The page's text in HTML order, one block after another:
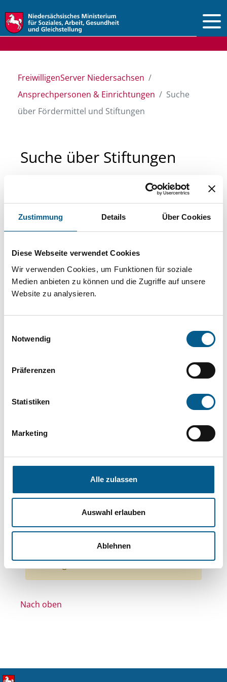
Zustimmung Details Über Cookies
Diese Webseite verwendet Cookies
Wir verwenden Cookies, um Funktionen für soziale
Medien anbieten zu können und die Zugriffe auf unsere
Website zu analysieren.
Notwendig
Präferenzen
Statistiken
Marketing
Alle zulassen
Auswahl erlauben
Ablehnen
FreiwilligenServer Niedersachsen
Ansprechpersonen & Einrichtungen
Suche
über Fördermittel und Stiftungen
Suche über Stiftungen
Sie suchen finanzielle Unterstützung für ein
Projekt oder ein Vorhaben? Hier können Sie
direkt über unsere Fördermitteldatenbank und
Stiftungsdatenbank recherchieren. Bei der
Suche bitte die Groß- und Kleinschreibung
beachten.
können durch die Wahl von Bereichen oder
Bereiche: Stiftungen
Themen: Kinder, Jugendliche & Familie
Themen: Seniorinnen, Senioren & Pflege
Themen: Wohltätige Zwecke
Themen: Tierschutz
Themen: Sport
Nach oben